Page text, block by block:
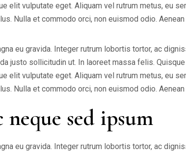
elit vulputate eget. Aliquam vel rutrum metus, eu
Nulla et commodo orci, non euismod odio.
eu gravida. Integer rutrum lobortis tortor, ac
justo sollicitudin ut. In laoreet massa felis.
elit vulputate eget. Aliquam vel rutrum metus, eu
Nulla et commodo orci, non euismod odio.
sed ipsum
eu gravida. Integer rutrum lobortis tortor, ac